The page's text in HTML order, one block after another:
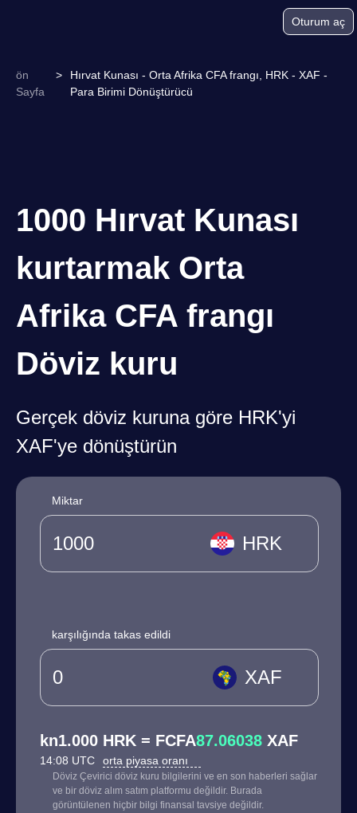
Oturum aç
ön
Sayfa
>
Hırvat Kunası - Orta Afrika CFA frangı, HRK - XAF -
Para Birimi Dönüştürücü
1000 Hırvat Kunası
kurtarmak Orta
Afrika CFA frangı
Döviz kuru
Gerçek döviz kuruna göre HRK'yi
XAF'ye dönüştürün
Miktar
HRK
karşılığında takas edildi
XAF
kn1.000 HRK = FCFA87.06038 XAF
14:08 UTC orta piyasa oranı
Döviz Çevirici döviz kuru bilgilerini ve en son haberleri sağlar
ve bir döviz alım satım platformu değildir. Burada
görüntülenen hiçbir bilgi finansal tavsiye değildir.